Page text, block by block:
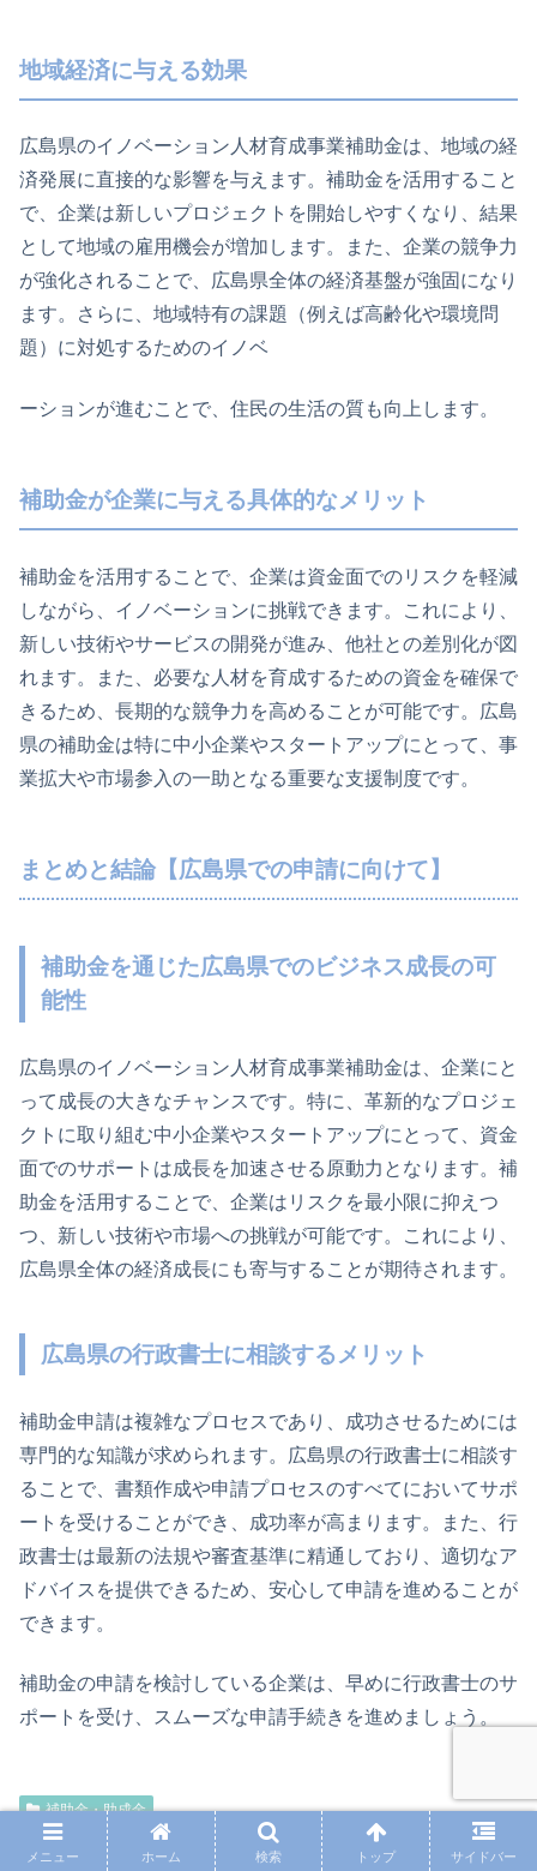
地域経済に与える効果
広島県のイノベーション人材育成事業補助金は、地域の経
済発展に直接的な影響を与えます。補助金を活用すること
で、企業は新しいプロジェクトを開始しやすくなり、結果
として地域の雇用機会が増加します。また、企業の競争力
が強化されることで、広島県全体の経済基盤が強固になり
ます。さらに、地域特有の課題（例えば高齢化や環境問
題）に対処するためのイノベ
ーションが進むことで、住民の生活の質も向上します。
補助金が企業に与える具体的なメリット
補助金を活用することで、企業は資金面でのリスクを軽減
しながら、イノベーションに挑戦できます。これにより、
新しい技術やサービスの開発が進み、他社との差別化が図
れます。また、必要な人材を育成するための資金を確保で
きるため、長期的な競争力を高めることが可能です。広島
県の補助金は特に中小企業やスタートアップにとって、事
業拡大や市場参入の一助となる重要な支援制度です。
まとめと結論【広島県での申請に向けて】
補助金を通じた広島県でのビジネス成長の可
能性
広島県のイノベーション人材育成事業補助金は、企業にと
って成長の大きなチャンスです。特に、革新的なプロジェ
クトに取り組む中小企業やスタートアップにとって、資金
面でのサポートは成長を加速させる原動力となります。補
助金を活用することで、企業はリスクを最小限に抑えつ
つ、新しい技術や市場への挑戦が可能です。これにより、
広島県全体の経済成長にも寄与することが期待されます。
広島県の行政書士に相談するメリット
補助金申請は複雑なプロセスであり、成功させるためには
専門的な知識が求められます。広島県の行政書士に相談す
ることで、書類作成や申請プロセスのすべてにおいてサポ
ートを受けることができ、成功率が高まります。また、行
政書士は最新の法規や審査基準に精通しており、適切なア
ドバイスを提供できるため、安心して申請を進めることが
できます。
補助金の申請を検討している企業は、早めに行政書士のサ
ポートを受け、スムーズな申請手続きを進めましょう。
補助金・助成金
シェアする
メニュー ホーム 検索 トップ サイドバー